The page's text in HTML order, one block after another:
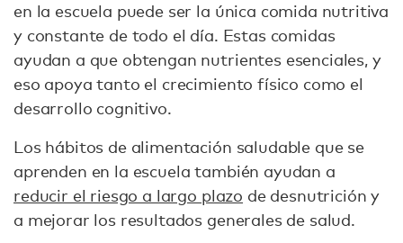
en la escuela puede ser la única comida nutritiva
y constante de todo el día. Estas comidas
ayudan a que obtengan nutrientes esenciales, y
eso apoya tanto el crecimiento físico como el
desarrollo cognitivo.
Los hábitos de alimentación saludable que se
aprenden en la escuela también ayudan a
reducir el riesgo a largo plazo de desnutrición y
a mejorar los resultados generales de salud.